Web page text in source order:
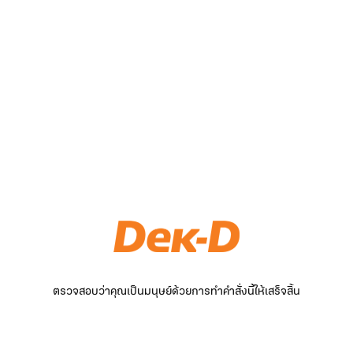
ตรวจสอบว่าคุณเป็นมนุษย์ด้วยการทำคำสั่งนี้ให้เสร็จสิ้น